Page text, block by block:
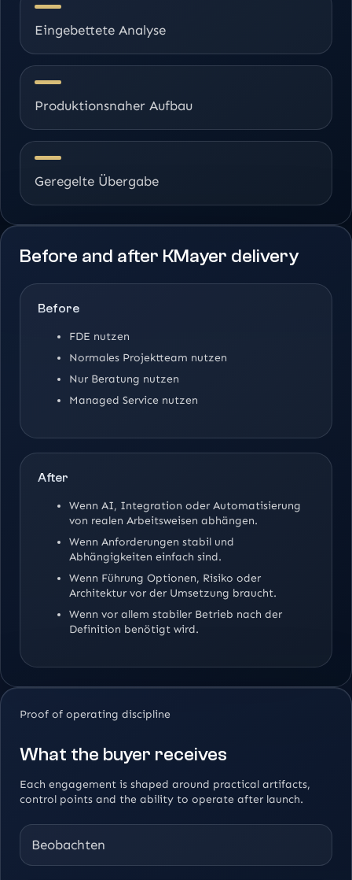
Eingebettete Analyse
Produktionsnaher Aufbau
Geregelte Übergabe
Before and after KMayer delivery
Before
FDE nutzen
Normales Projektteam nutzen
Nur Beratung nutzen
Managed Service nutzen
After
Wenn AI, Integration oder Automatisierung
von realen Arbeitsweisen abhängen.
Wenn Anforderungen stabil und
Abhängigkeiten einfach sind.
Wenn Führung Optionen, Risiko oder
Architektur vor der Umsetzung braucht.
Wenn vor allem stabiler Betrieb nach der
Definition benötigt wird.
Proof of operating discipline
What the buyer receives
Each engagement is shaped around practical artifacts,
control points and the ability to operate after launch.
Beobachten